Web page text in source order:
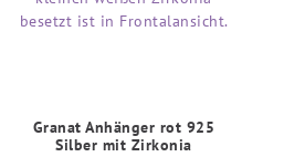
Granat Anhänger rot 925
Silber mit Zirkonia